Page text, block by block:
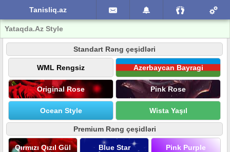
Tanisliq.az
Yataqda.Az Style
Standart Rəng çeşidləri
WML Rengsiz Azerbaycan Bayragi
Original Rose Pink Rose
Ocean Style Wista Yaşıl
Premium Rəng çeşidləri
Qırmızı Qızıl Gül Blue Star Pink Purple